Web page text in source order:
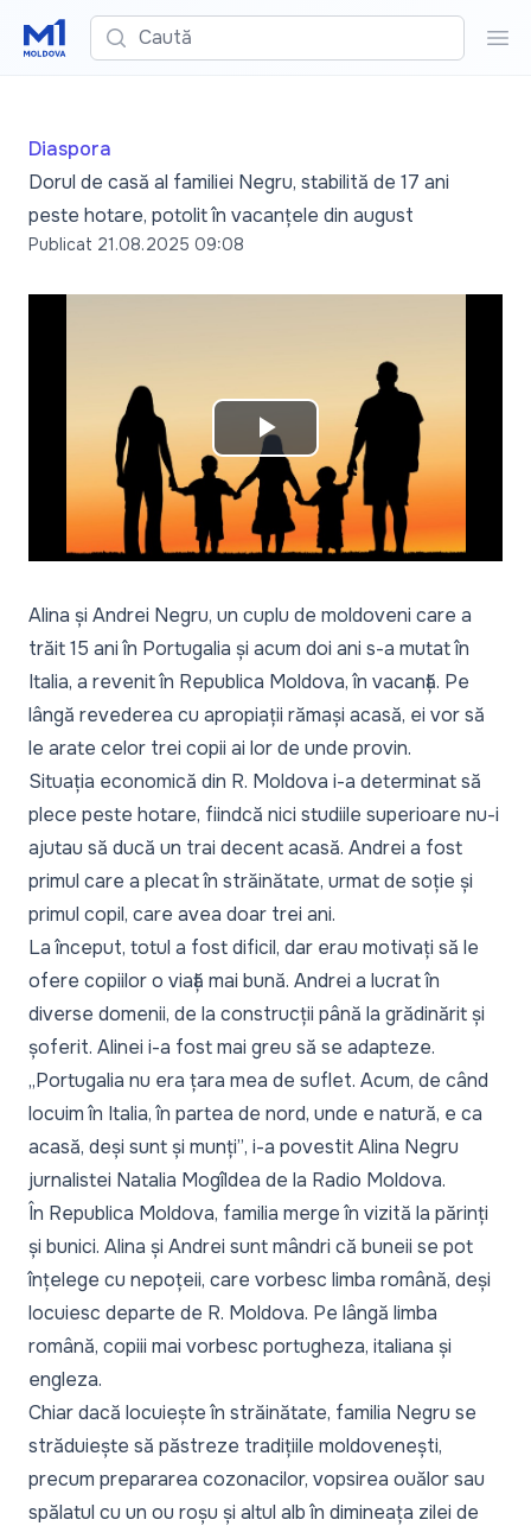
Caută
Diaspora
Dorul de casă al familiei Negru, stabilită de 17 ani
peste hotare, potolit în vacanțele din august
Publicat 21.08.2025 09:08
Play
Video
Alina și Andrei Negru, un cuplu de moldoveni care a
trăit 15 ani în Portugalia și acum doi ani s-a mutat în
Italia, a revenit în Republica Moldova, în vacanță. Pe
lângă revederea cu apropiații rămași acasă, ei vor să
le arate celor trei copii ai lor de unde provin.
Situația economică din R. Moldova i-a determinat să
plece peste hotare, fiindcă nici studiile superioare nu-i
ajutau să ducă un trai decent acasă. Andrei a fost
primul care a plecat în străinătate, urmat de soție și
primul copil, care avea doar trei ani.
La început, totul a fost dificil, dar erau motivați să le
ofere copiilor o viață mai bună. Andrei a lucrat în
diverse domenii, de la construcții până la grădinărit și
șoferit. Alinei i-a fost mai greu să se adapteze.
„Portugalia nu era țara mea de suflet. Acum, de când
locuim în Italia, în partea de nord, unde e natură, e ca
acasă, deși sunt și munți”, i-a povestit Alina Negru
jurnalistei Natalia Mogîldea de la Radio Moldova.
În Republica Moldova, familia merge în vizită la părinți
și bunici. Alina și Andrei sunt mândri că buneii se pot
înțelege cu nepoțeii, care vorbesc limba română, deși
locuiesc departe de R. Moldova. Pe lângă limba
română, copiii mai vorbesc portugheza, italiana și
engleza.
Chiar dacă locuiește în străinătate, familia Negru se
străduiește să păstreze tradițiile moldovenești,
precum prepararea cozonacilor, vopsirea ouălor sau
spălatul cu un ou roșu și altul alb în dimineața zilei de